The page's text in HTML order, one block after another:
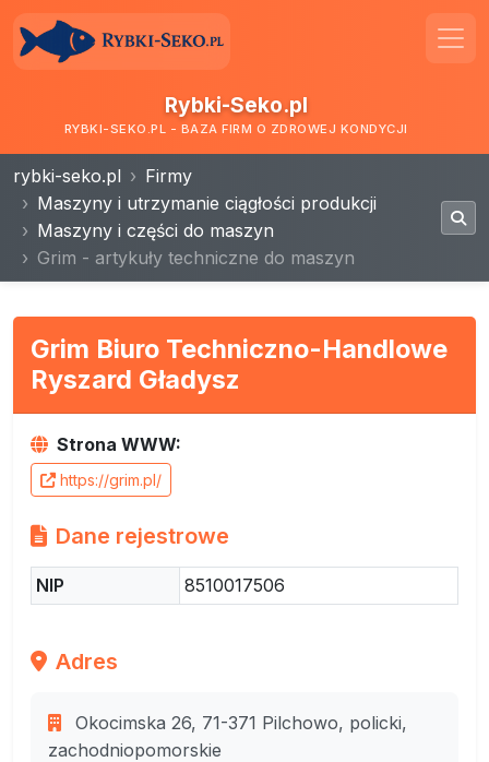
Rybki-Seko.pl
RYBKI-SEKO.PL - BAZA FIRM O ZDROWEJ KONDYCJI
rybki-seko.pl
Firmy
Maszyny i utrzymanie ciągłości produkcji
Maszyny i części do maszyn
Grim - artykuły techniczne do maszyn
Grim Biuro Techniczno-Handlowe
Ryszard Gładysz
Strona WWW:
https://grim.pl/
Dane rejestrowe
NIP 8510017506
Adres
Okocimska 26, 71-371 Pilchowo, policki,
zachodniopomorskie